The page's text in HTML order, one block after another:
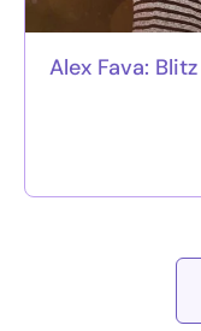
Alex Fava: